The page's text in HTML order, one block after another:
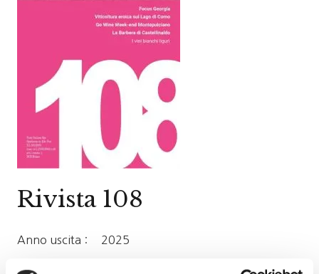
Rivista 108
Anno uscita : 2025